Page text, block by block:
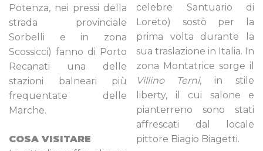
Potenza, nei pressi della
strada provinciale
Sorbelli e in zona
Scossicci) fanno di Porto
Recanati una delle
stazioni balneari più
frequentate delle
Marche.
COSA VISITARE
celebre Santuario di
Loreto) sostò per la
prima volta durante la
sua traslazione in Italia. In
zona Montatrice sorge il
Villino Terni, in stile
liberty, il cui salone e
pianterreno sono stati
affrescati dal locale
pittore Biagio Biagetti.